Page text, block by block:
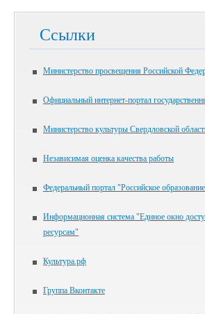
Ссылки
Министерство просвещения Российской
Официальный интернет-портал
Министерство культуры Свердловской
Независимая оценка качества работы
Федеральный портал "Российское
Информационная система "Единое окно
ресурсам"
Культура.рф
Группа Вконтакте